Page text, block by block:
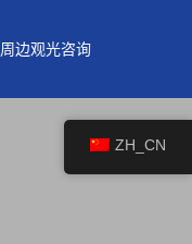
周边观光咨询
ZH_CN